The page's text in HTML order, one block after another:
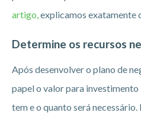
artigo, explicamos exatamente
Determine os recursos
Após desenvolver o plano de
papel o valor para
tem e o quanto será necessário.